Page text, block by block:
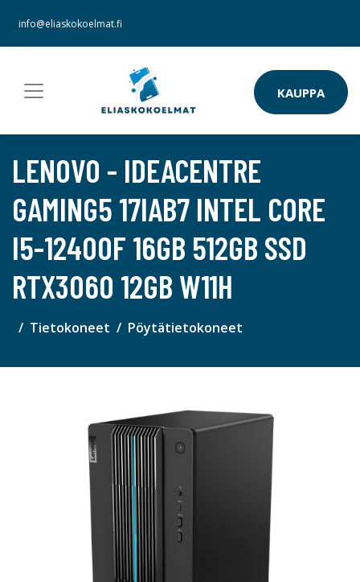
info@eliaskokoelmat.fi
KAUPPA
LENOVO - IDEACENTRE
GAMING5 17IAB7 INTEL CORE
I5-12400F 16GB 512GB SSD
RTX3060 12GB W11H
Tietokoneet Pöytätietokoneet